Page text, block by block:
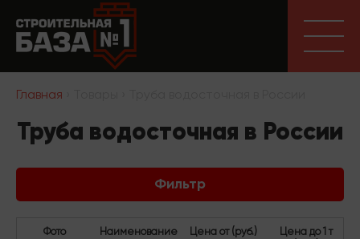
Главная
Труба водосточная в России
Фильтр
Фото Наименование Цена от (руб.)
Цена до 1 т